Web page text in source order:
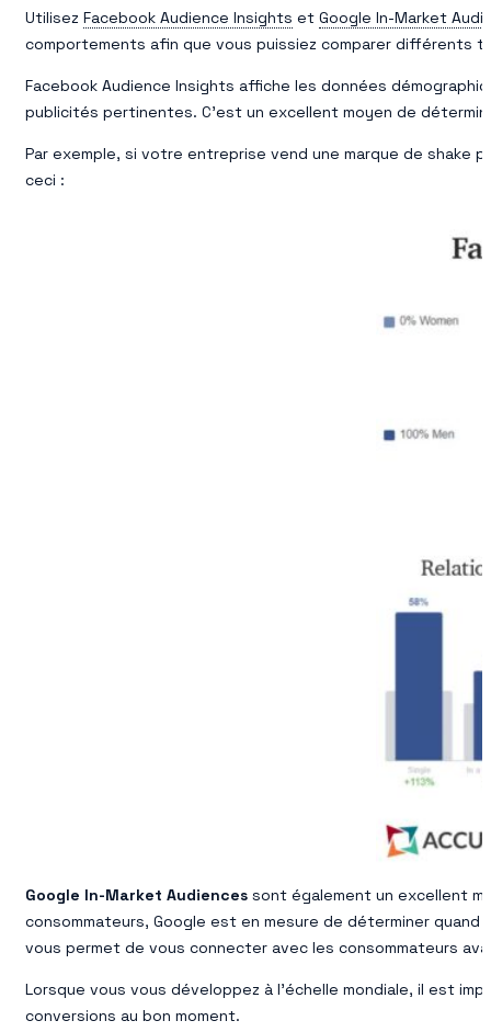
Utilisez Facebook Audience Insights et Google In-Market
comportements afin que vous puissiez comparer différents
Facebook Audience Insights affiche les données
publicités pertinentes. C’est un excellent moyen de
Par exemple, si votre entreprise vend une marque de
ceci :
Google In-Market Audiences sont également un excellent
consommateurs, Google est en mesure de déterminer
vous permet de vous connecter avec les consommateurs
Lorsque vous vous développez à l’échelle mondiale, il est
conversions au bon moment.